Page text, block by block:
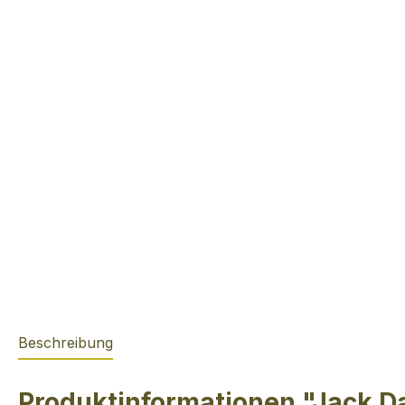
Beschreibung